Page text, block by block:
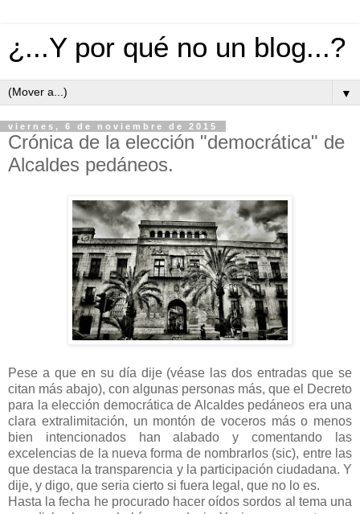
¿...Y por qué no un blog...?
▼
viernes, 6 de noviembre de 2015
Crónica de la elección "democrática" de
Alcaldes pedáneos.
Pese a que en su día dije (véase las dos entradas que se
citan más abajo), con algunas personas más, que el Decreto
para la elección democrática de Alcaldes pedáneos era una
clara extralimitación, un montón de voceros más o menos
bien intencionados han alabado y comentando las
excelencias de la nueva forma de nombrarlos (sic), entre las
que destaca la transparencia y la participación ciudadana. Y
dije, y digo, que seria cierto si fuera legal, que no lo es.
Hasta la fecha he procurado hacer oídos sordos al tema una